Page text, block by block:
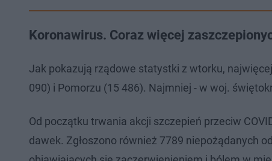
Koronawirus. Coraz więcej
Jak pokazują rządowe statystki z wtorku,
090) i Pomorzu (15 486). Najmniej - w woj.
Od początku trwania akcji szczepień przeciw
dawek. Zgłoszono również 7789 niepożądanych